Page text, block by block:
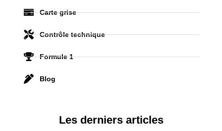
Carte grise
Contrôle technique
Formule 1
Blog
Les derniers articles